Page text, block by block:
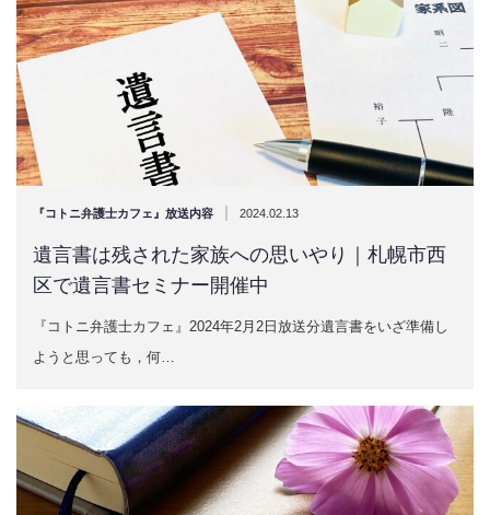
『コトニ弁護士カフェ』放送内容 | 2024.02.13
遺言書は残された家族への思いやり｜札幌市西
区で遺言書セミナー開催中
『コトニ弁護士カフェ』2024年2月2日放送分遺言書をいざ準備し
ようと思っても，何…